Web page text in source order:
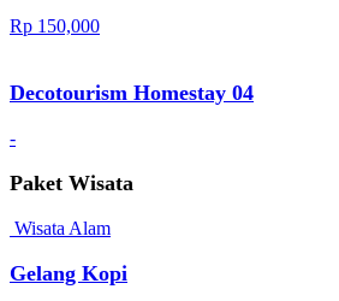
Rp 150,000
Decotourism Homestay 04
-
Paket Wisata
Wisata Alam
Gelang Kopi